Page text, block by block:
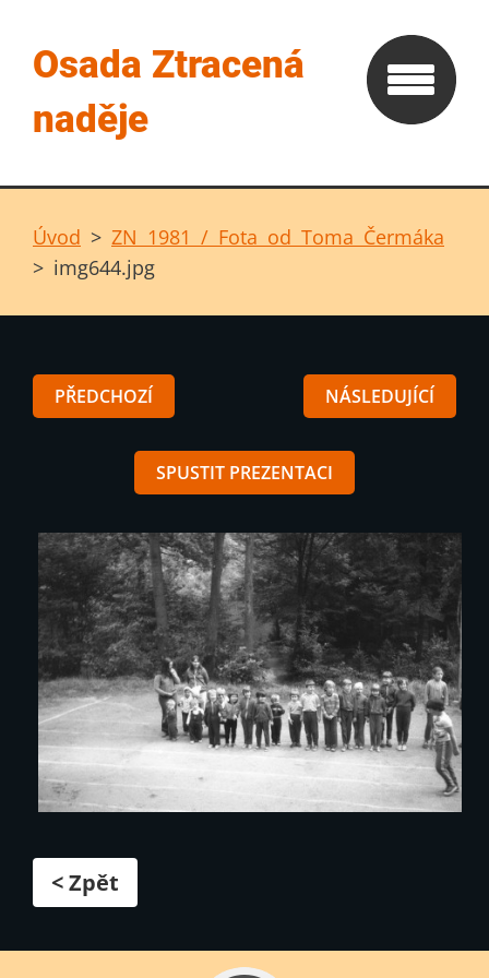
Osada Ztracená
naděje
Úvod > ZN 1981 / Fota od Toma Čermáka
> img644.jpg
PŘEDCHOZÍ NÁSLEDUJÍCÍ
SPUSTIT PREZENTACI
< Zpět